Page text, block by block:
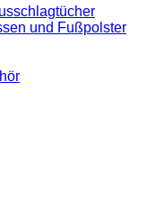
und Fußpolster